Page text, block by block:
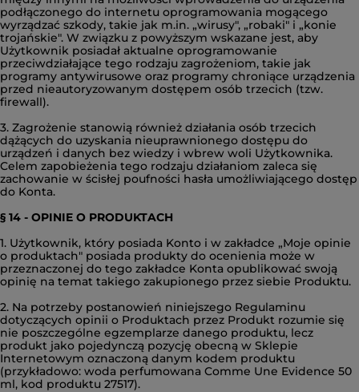
podłączonego do internetu oprogramowania mogącego
wyrządzać szkody, takie jak m.in. „wirusy", „robaki" i „konie
trojańskie". W związku z powyższym wskazane jest, aby
Użytkownik posiadał aktualne oprogramowanie
przeciwdziałające tego rodzaju zagrożeniom, takie jak
programy antywirusowe oraz programy chroniące urządzenia
przed nieautoryzowanym dostępem osób trzecich (tzw.
firewall).
3. Zagrożenie stanowią również działania osób trzecich
dążących do uzyskania nieuprawnionego dostępu do
urządzeń i danych bez wiedzy i wbrew woli Użytkownika.
Celem zapobieżenia tego rodzaju działaniom zaleca się
zachowanie w ścisłej poufności hasła umożliwiającego dostęp
do Konta.
§ 14 - OPINIE O PRODUKTACH
1. Użytkownik, który posiada Konto i w zakładce „Moje opinie
o produktach" posiada produkty do ocenienia może w
przeznaczonej do tego zakładce Konta opublikować swoją
opinię na temat takiego zakupionego przez siebie Produktu.
2. Na potrzeby postanowień niniejszego Regulaminu
dotyczących opinii o Produktach przez Produkt rozumie się
nie poszczególne egzemplarze danego produktu, lecz
produkt jako pojedynczą pozycję obecną w Sklepie
Internetowym oznaczoną danym kodem produktu
(przykładowo: woda perfumowana Comme Une Evidence 50
ml, kod produktu 27517).